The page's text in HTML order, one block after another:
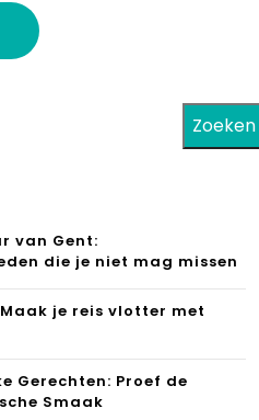
Zoeken
van Gent:
die je niet mag missen
je reis vlotter met
Gerechten: Proef de
Smaak